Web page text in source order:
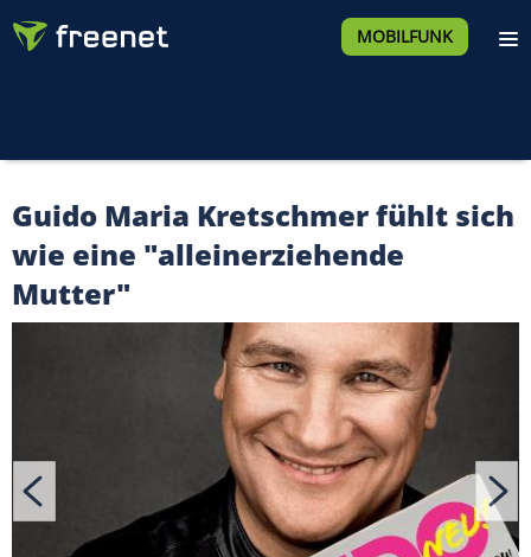
MOBILFUNK
Guido Maria Kretschmer fühlt sich
wie eine "alleinerziehende
Mutter"